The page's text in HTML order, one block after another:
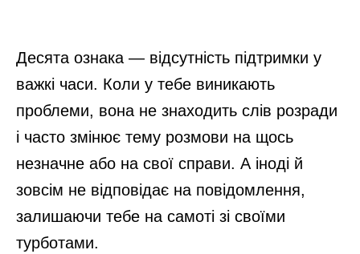
Десята ознака — відсутність підтримки у
важкі часи. Коли у тебе виникають
проблеми, вона не знаходить слів розради
і часто змінює тему розмови на щось
незначне або на свої справи. А іноді й
зовсім не відповідає на повідомлення,
залишаючи тебе на самоті зі своїми
турботами.